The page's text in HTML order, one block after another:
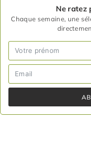
Ne ratez
Chaque semaine, une